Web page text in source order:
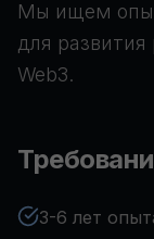
Мы ищем
для
Web3.
3-6 лет